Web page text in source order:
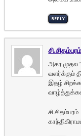
REPLY
சி.சிதம்பரம்
அகர
வளர்க்கும்
இதழ்
சி.சிதம்பரம்